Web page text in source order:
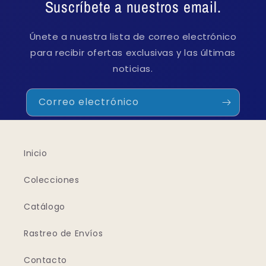
Suscríbete a nuestros email.
Únete a nuestra lista de correo electrónico
para recibir ofertas exclusivas y las últimas
noticias.
Correo electrónico
Inicio
Colecciones
Catálogo
Rastreo de Envíos
Contacto